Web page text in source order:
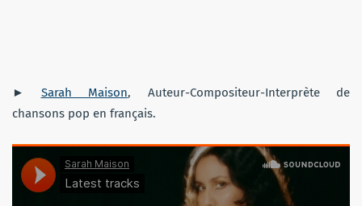
► Sarah Maison, Auteur-Compositeur-Interprète de
chansons pop en français.